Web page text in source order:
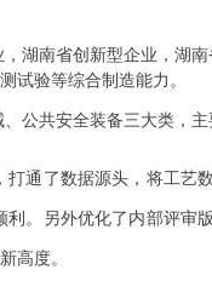
湖南省创新型企业，湖
试验等综合制造能力。
公共安全装备三大类，主
打通了数据源头，将工艺
。另外优化了内部评审
高度。